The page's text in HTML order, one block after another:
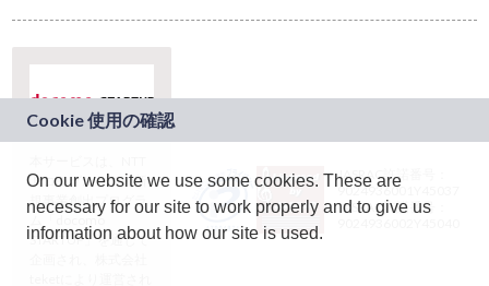
ドコモグループの新
規事業創出プログラ
ム「docomo
STARTUP」を通じて
JASRAC許諾番号：
9024936001Y45037
JASRAC許諾番号：
On our website we use some cookies. These are
necessary for our site to work properly and to give us
information about how our site is used.